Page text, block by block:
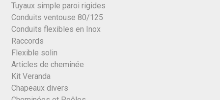
Tuyaux simple paroi rigides
Conduits ventouse 80/125
Conduits flexibles en Inox
Raccords
Flexible solin
Articles de cheminée
Kit Veranda
Chapeaux divers